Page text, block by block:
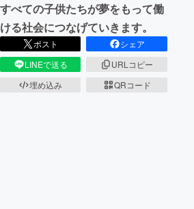
すべての子供たちが夢をもって働
ける社会につなげていきます。
ポスト
シェア
LINEで送る
URLコピー
埋め込み
QRコード